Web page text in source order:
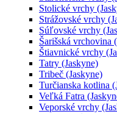
Stolické vrchy
Strážovské vrchy
Súľovské vrchy
Šarišská vrchovina
Štiavnické vrchy
Tatry (Jaskyne)
Tribeč (Jaskyne)
Turčianska kotlina
Veľká Fatra
Veporské vrchy